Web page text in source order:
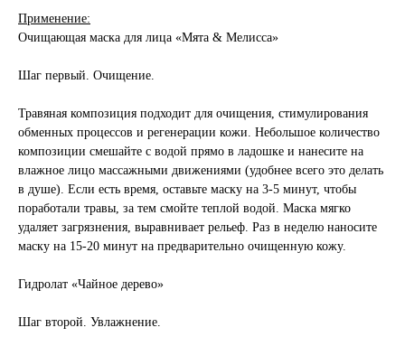
Применение:
Очищающая маска для лица «Мята & Мелисса»
Шаг первый. Очищение.
Травяная композиция подходит для очищения, стимулирования
обменных процессов и регенерации кожи. Небольшое количество
композиции смешайте с водой прямо в ладошке и нанесите на
влажное лицо массажными движениями (удобнее всего это делать
в душе). Если есть время, оставьте маску на 3-5 минут, чтобы
поработали травы, за тем смойте теплой водой. Маска мягко
удаляет загрязнения, выравнивает рельеф. Раз в неделю наносите
маску на 15-20 минут на предварительно очищенную кожу.
Гидролат «Чайное дерево»
Шаг второй. Увлажнение.